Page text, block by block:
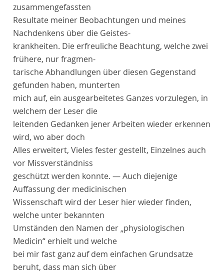
zusammengefassten
Resultate meiner Beobachtungen und meines
Nachdenkens über die Geistes-
krankheiten. Die erfreuliche Beachtung, welche zwei
frühere, nur fragmen-
tarische Abhandlungen über diesen Gegenstand
gefunden haben, munterten
mich auf, ein ausgearbeitetes Ganzes vorzulegen, in
welchem der Leser die
leitenden Gedanken jener Arbeiten wieder erkennen
wird, wo aber doch
Alles erweitert, Vieles fester gestellt, Einzelnes auch
vor Missverständniss
geschützt werden konnte. — Auch diejenige
Auffassung der medicinischen
Wissenschaft wird der Leser hier wieder finden,
welche unter bekannten
Umständen den Namen der „physiologischen
Medicin“ erhielt und welche
bei mir fast ganz auf dem einfachen Grundsatze
beruht, dass man sich über